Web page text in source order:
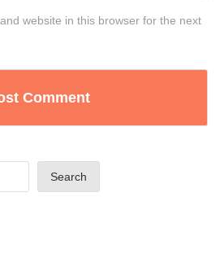
website in this browser for the next
Search